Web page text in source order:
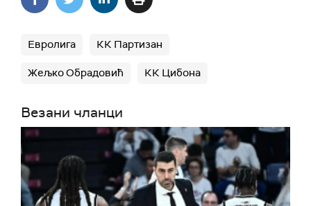
Евролига КК Партизан
Жељко Обрадовић КК Цибона
Везани чланци